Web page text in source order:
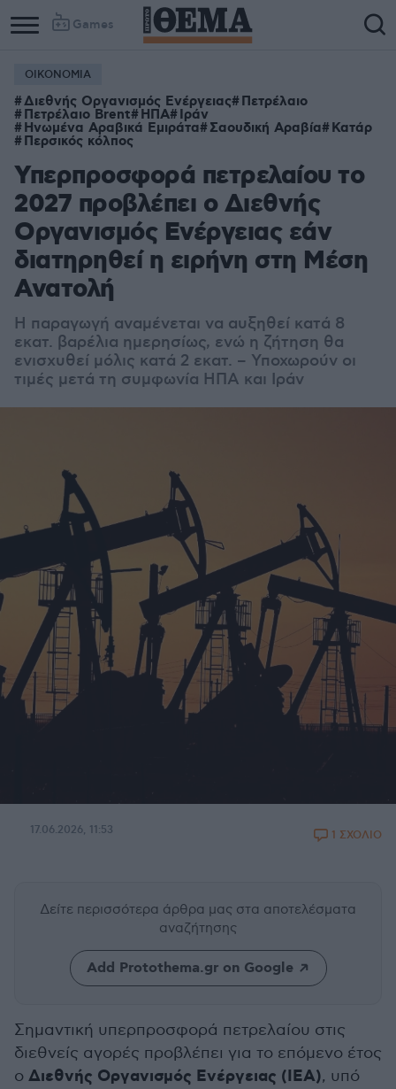
Games
ΟΙΚΟΝΟΜΙΑ
Διεθνής Οργανισμός Ενέργειας Πετρέλαιο
Πετρέλαιο Brent ΗΠΑ Ιράν
Ηνωμένα Αραβικά Εμιράτα Σαουδική Αραβία Κατάρ
Περσικός κόλπος
Υπερπροσφορά πετρελαίου το
2027 προβλέπει ο Διεθνής
Οργανισμός Ενέργειας εάν
διατηρηθεί η ειρήνη στη Μέση
Ανατολή
Η παραγωγή αναμένεται να αυξηθεί κατά 8
εκατ. βαρέλια ημερησίως, ενώ η ζήτηση θα
ενισχυθεί μόλις κατά 2 εκατ. – Υποχωρούν οι
τιμές μετά τη συμφωνία ΗΠΑ και Ιράν
17.06.2026, 11:53 1 ΣΧΟΛΙΟ
Δείτε περισσότερα άρθρα μας στα αποτελέσματα
αναζήτησης
Add Protothema.gr on Google
Σημαντική υπερπροσφορά πετρελαίου στις
διεθνείς αγορές προβλέπει για το επόμενο έτος
ο Διεθνής Οργανισμός Ενέργειας (IEA), υπό